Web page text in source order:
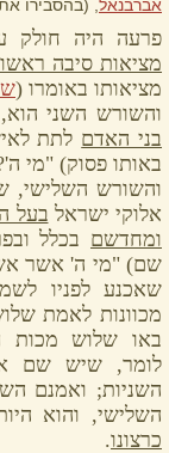
אברבנאל , (בהסבירו
פרעה היה חולק
מציאות סיבה
מציאותו באומרו (
והשורש השני
בני האדם לתת
באותו פסוק) "מי
והשורש השלישי,
אלוקי ישראל בעל
ומחדשם בכלל
שם) "מי ה' אשר
שאכנע לפניו
מכוונות לאמת
באו שלוש מכות
לומר, שיש שם
השניות; ואמנם
השלישי, והוא
כרצונו.